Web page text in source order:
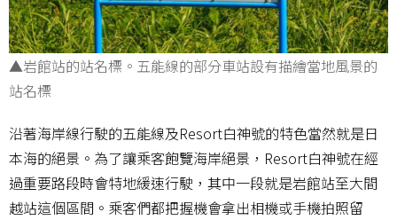
▲岩館站的站名標。五能線的部分車站設有描繪當地風景的
站名標
沿著海岸線行駛的五能線及Resort白神號的特色當然就是日
本海的絕景。為了讓乘客飽覽海岸絕景，Resort白神號在經
過重要路段時會特地緩速行駛，其中一段就是岩館站至大間
越站這個區間。乘客們都把握機會拿出相機或手機拍照留